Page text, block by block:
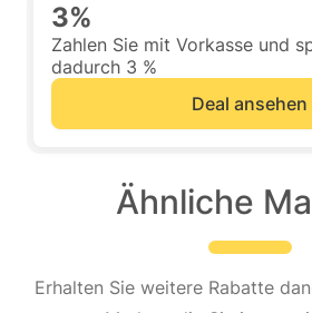
3%
Zahlen Sie mit Vorkasse und
dadurch 3 %
Deal ansehen
Ähnliche
Erhalten Sie weitere Rabatte